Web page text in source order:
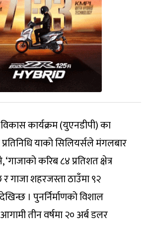
कार्यक्रम (युएनडीपी) का
याको सिलियर्सले मंगलबार
करिब ८४ प्रतिशत क्षेत्र
र गाजा शहरजस्ता ठाउँमा ९२
। पुनर्निर्माणको विशाल
तीन वर्षमा २० अर्ब डलर